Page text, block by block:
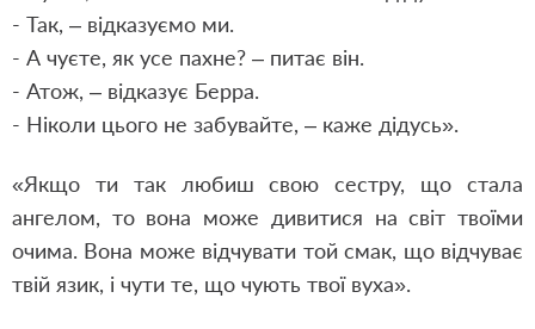
- Так, – відказуємо ми.
- А чуєте, як усе пахне? – питає він.
- Атож, – відказує Берра.
- Ніколи цього не забувайте, – каже дідусь».
«Якщо ти так любиш свою сестру, що стала
ангелом, то вона може дивитися на світ твоїми
очима. Вона може відчувати той смак, що відчуває
твій язик, і чути те, що чують твої вуха».